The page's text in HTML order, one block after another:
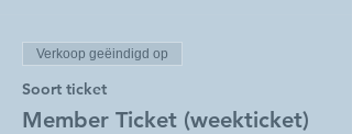
Verkoop geëindigd op
Soort ticket
Member Ticket (weekticket)